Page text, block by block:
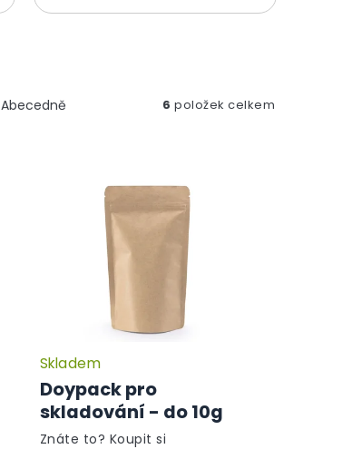
Abecedně 6 položek celkem
Doypack pro
skladování - do 10g
Skladem
Znáte to? Koupit si